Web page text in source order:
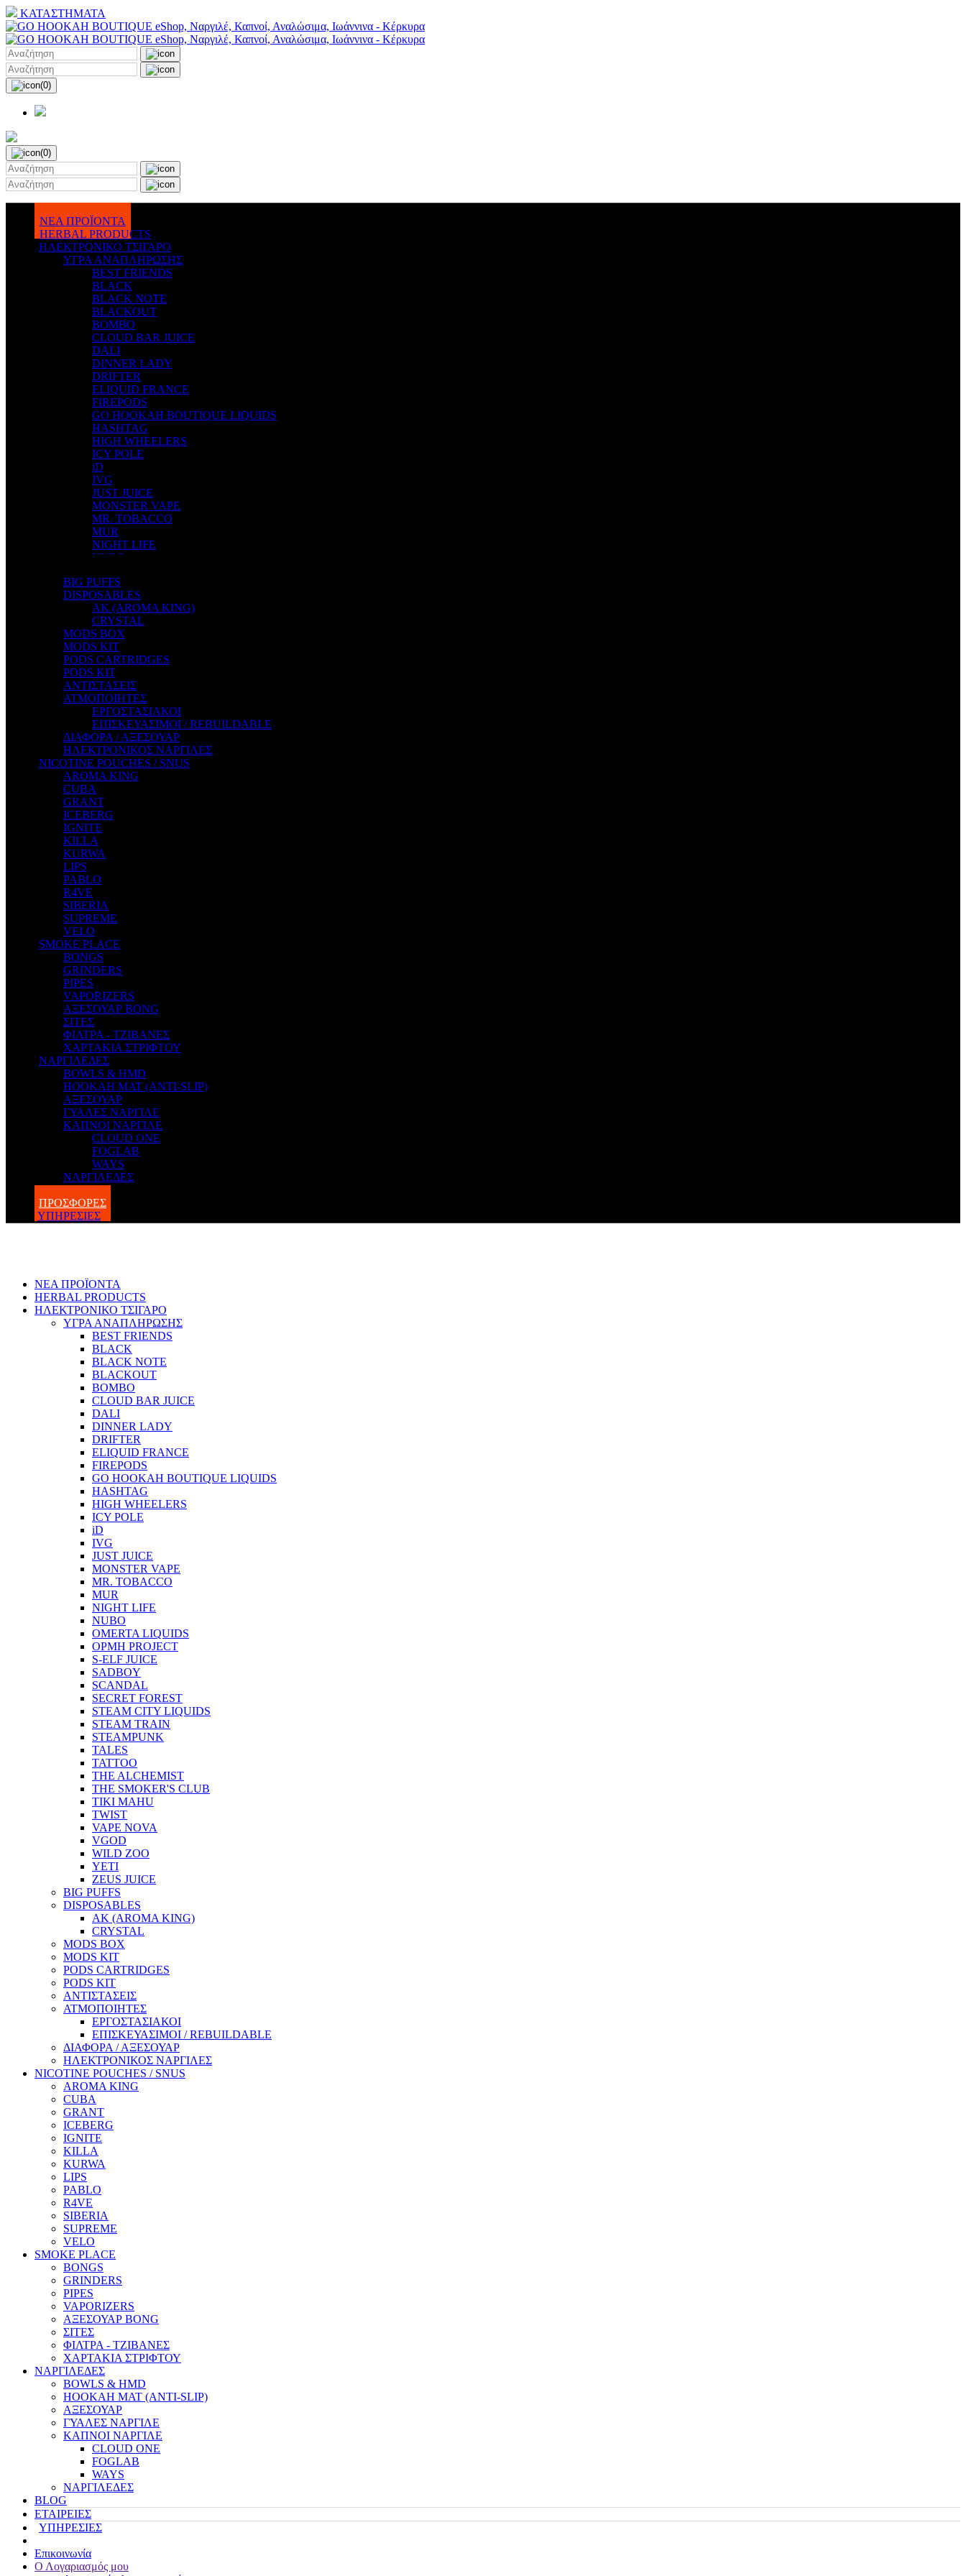
ΚΑΤΑΣΤΗΜΑΤΑ
(0)
(0)
ΝΕΑ ΠΡΟΪΟΝΤΑ
HERBAL PRODUCTS
ΗΛΕΚΤΡΟΝΙΚΟ ΤΣΙΓΑΡΟ
ΥΓΡΑ ΑΝΑΠΛΗΡΩΣΗΣ
BEST FRIENDS
BLACK
BLACK NOTE
BLACKOUT
BOMBO
CLOUD BAR JUICE
DALI
DINNER LADY
DRIFTER
ELIQUID FRANCE
FIREPODS
GO HOOKAH BOUTIQUE LIQUIDS
HASHTAG
HIGH WHEELERS
ICY POLE
iD
IVG
JUST JUICE
MONSTER VAPE
MR. TOBACCO
MUR
NIGHT LIFE
NUBO
OPMH PROJECT
S-ELF JUICE
SADBOY
SCANDAL
SECRET FOREST
STEAM CITY LIQUIDS
STEAM TRAIN
STEAMPUNK
TALES
TATTOO
THE ALCHEMIST
THE SMOKER'S CLUB
TIKI MAHU
TWIST
VAPE NOVA
VGOD
WILD ZOO
YETI
ZEUS JUICE
BIG PUFFS
DISPOSABLES
AK (AROMA KING)
CRYSTAL
MODS BOX
MODS KIT
PODS CARTRIDGES
PODS KIT
ΑΝΤΙΣΤΑΣΕΙΣ
ΑΤΜΟΠΟΙΗΤΕΣ
ΕΡΓΟΣΤΑΣΙΑΚΟΙ
ΕΠΙΣΚΕΥΑΣΙΜΟΙ / REBUILDABLE
ΔΙΑΦΟΡΑ / ΑΞΕΣΟΥΑΡ
ΗΛΕΚΤΡΟΝΙΚΟΣ ΝΑΡΓΙΛΕΣ
NICOTINE POUCHES / SNUS
AROMA KING
CUBA
GRANT
ICEBERG
IGNITE
KILLA
KURWA
LIPS
PABLO
R4VE
SIBERIA
SUPREME
VELO
SMOKE PLACE
BONGS
GRINDERS
PIPES
VAPORIZERS
ΑΞΕΣΟΥΑΡ BONG
ΣΙΤΕΣ
ΦΙΛΤΡΑ - ΤΖΙΒΑΝΕΣ
ΧΑΡΤΑΚΙΑ ΣΤΡΙΦΤΟΥ
ΝΑΡΓΙΛΕΔΕΣ
BOWLS & HMD
HOOKAH MAT (ANTI-SLIP)
ΑΞΕΣΟΥΑΡ
ΓΥΑΛΕΣ ΝΑΡΓΙΛΕ
ΚΑΠΝΟΙ ΝΑΡΓΙΛΕ
CLOUD ONE
FOGLAB
WAYS
ΝΑΡΓΙΛΕΔΕΣ
ΠΡΟΣΦΟΡΕΣ
ΥΠΗΡΕΣΙΕΣ
ΝΕΑ ΠΡΟΪΟΝΤΑ
HERBAL PRODUCTS
ΗΛΕΚΤΡΟΝΙΚΟ ΤΣΙΓΑΡΟ
ΥΓΡΑ ΑΝΑΠΛΗΡΩΣΗΣ
BEST FRIENDS
BLACK
BLACK NOTE
BLACKOUT
BOMBO
CLOUD BAR JUICE
DALI
DINNER LADY
DRIFTER
ELIQUID FRANCE
FIREPODS
GO HOOKAH BOUTIQUE LIQUIDS
HASHTAG
HIGH WHEELERS
ICY POLE
iD
IVG
JUST JUICE
MONSTER VAPE
MR. TOBACCO
MUR
NIGHT LIFE
NUBO
OMERTA LIQUIDS
OPMH PROJECT
S-ELF JUICE
SADBOY
SCANDAL
SECRET FOREST
STEAM CITY LIQUIDS
STEAM TRAIN
STEAMPUNK
TALES
TATTOO
THE ALCHEMIST
THE SMOKER'S CLUB
TIKI MAHU
TWIST
VAPE NOVA
VGOD
WILD ZOO
YETI
ZEUS JUICE
BIG PUFFS
DISPOSABLES
AK (AROMA KING)
CRYSTAL
MODS BOX
MODS KIT
PODS CARTRIDGES
PODS KIT
ΑΝΤΙΣΤΑΣΕΙΣ
ΑΤΜΟΠΟΙΗΤΕΣ
ΕΡΓΟΣΤΑΣΙΑΚΟΙ
ΕΠΙΣΚΕΥΑΣΙΜΟΙ / REBUILDABLE
ΔΙΑΦΟΡΑ / ΑΞΕΣΟΥΑΡ
ΗΛΕΚΤΡΟΝΙΚΟΣ ΝΑΡΓΙΛΕΣ
NICOTINE POUCHES / SNUS
AROMA KING
CUBA
GRANT
ICEBERG
IGNITE
KILLA
KURWA
LIPS
PABLO
R4VE
SIBERIA
SUPREME
VELO
SMOKE PLACE
BONGS
GRINDERS
PIPES
VAPORIZERS
ΑΞΕΣΟΥΑΡ BONG
ΣΙΤΕΣ
ΦΙΛΤΡΑ - ΤΖΙΒΑΝΕΣ
ΧΑΡΤΑΚΙΑ ΣΤΡΙΦΤΟΥ
ΝΑΡΓΙΛΕΔΕΣ
BOWLS & HMD
HOOKAH MAT (ANTI-SLIP)
ΑΞΕΣΟΥΑΡ
ΓΥΑΛΕΣ ΝΑΡΓΙΛΕ
ΚΑΠΝΟΙ ΝΑΡΓΙΛΕ
CLOUD ONE
FOGLAB
WAYS
ΝΑΡΓΙΛΕΔΕΣ
BLOG
ΕΤΑΙΡΕΙΕΣ
ΥΠΗΡΕΣΙΕΣ
Επικοινωνία
Ο Λογαριασμός μου